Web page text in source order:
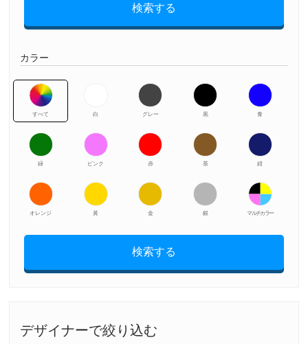
検索する
カラー
すべて 白 グレー 黒 青
緑 ピンク 赤 茶 紺
オレンジ 黃 金 銀 マルチカラー
検索する
デザイナーで絞り込む